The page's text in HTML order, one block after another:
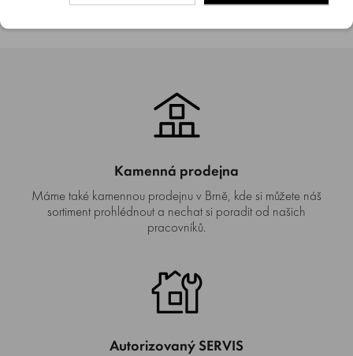
Kamenná prodejna
Máme také kamennou prodejnu v Brně, kde si můžete náš
sortiment prohlédnout a nechat si poradit od našich
pracovníků.
Autorizovaný SERVIS